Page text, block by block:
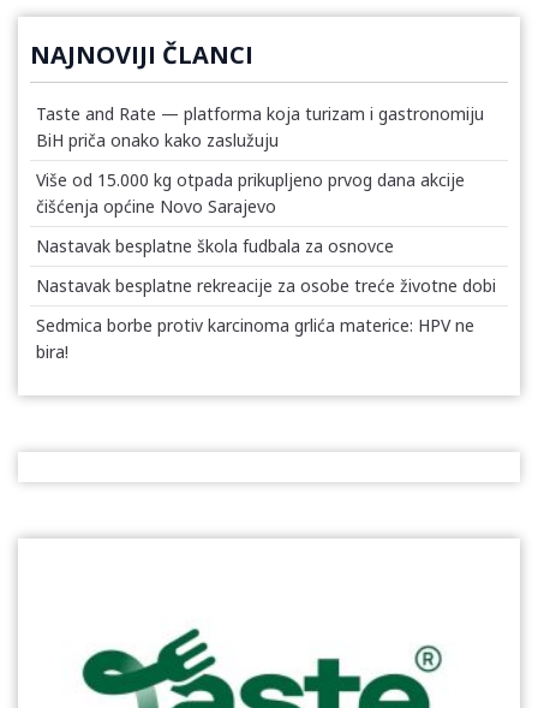
NAJNOVIJI ČLANCI
Taste and Rate — platforma koja turizam i gastronomiju
BiH priča onako kako zaslužuju
Više od 15.000 kg otpada prikupljeno prvog dana akcije
čišćenja općine Novo Sarajevo
Nastavak besplatne škola fudbala za osnovce
Nastavak besplatne rekreacije za osobe treće životne dobi
Sedmica borbe protiv karcinoma grlića materice: HPV ne
bira!